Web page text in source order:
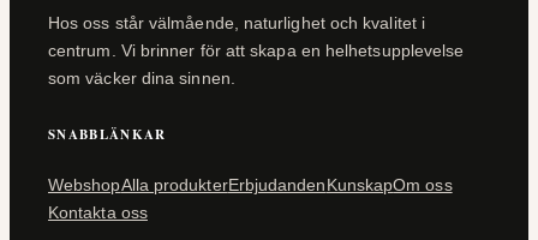
Hos oss står välmående, naturlighet och kvalitet i
centrum. Vi brinner för att skapa en helhetsupplevelse
som väcker dina sinnen.
SNABBLÄNKAR
WebshopAlla produkterErbjudandenKunskapOm oss
Kontakta oss